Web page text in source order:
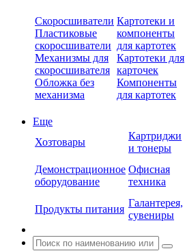
Скоросшиватели
Пластиковые
скоросшиватели
Механизмы для
скоросшивателя
Обложка без
механизма
Картотеки и
компоненты
для картотек
Картотеки для
карточек
Компоненты
для картотек
Еще
Хозтовары
Картриджи
и тонеры
Демонстрационное
оборудование
Офисная
техника
Продукты питания
Галантерея,
сувениры